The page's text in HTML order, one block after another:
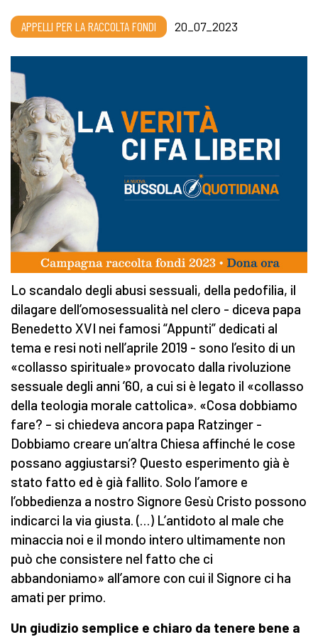
APPELLI PER LA RACCOLTA FONDI 20_07_2023
Lo scandalo degli abusi sessuali, della pedofilia, il
dilagare dell’omosessualità nel clero - diceva papa
Benedetto XVI nei famosi “Appunti” dedicati al
tema e resi noti nell’aprile 2019 - sono l’esito di un
«collasso spirituale» provocato dalla rivoluzione
sessuale degli anni ’60, a cui si è legato il «collasso
della teologia morale cattolica». «Cosa dobbiamo
fare? – si chiedeva ancora papa Ratzinger -
Dobbiamo creare un’altra Chiesa affinché le cose
possano aggiustarsi? Questo esperimento già è
stato fatto ed è già fallito. Solo l’amore e
l’obbedienza a nostro Signore Gesù Cristo possono
indicarci la via giusta. (…) L’antidoto al male che
minaccia noi e il mondo intero ultimamente non
può che consistere nel fatto che ci
abbandoniamo» all’amore con cui il Signore ci ha
amati per primo.
Un giudizio semplice e chiaro da tenere bene a